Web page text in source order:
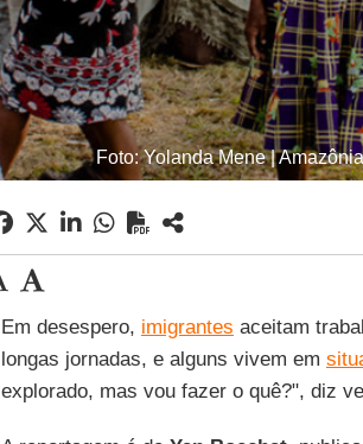
Foto: Yolanda Mene |
Em desespero, imigrantes aceitam
longas jornadas, e alguns vivem em
explorado, mas vou fazer o quê?", diz